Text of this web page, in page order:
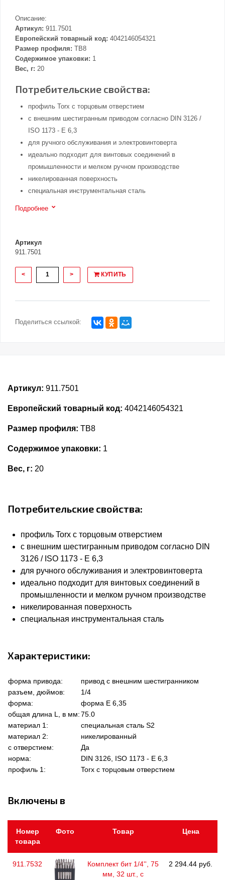
Описание:
Артикул: 911.7501
Европейский товарный код: 4042146054321
Размер профиля: TB8
Содержимое упаковки: 1
Вес, г: 20
Потребительские свойства:
профиль Torx с торцовым отверстием
с внешним шестигранным приводом согласно DIN 3126 /
ISO 1173 - E 6,3
для ручного обслуживания и электровинтоверта
идеально подходит для винтовых соединений в
промышленности и мелком ручном производстве
никелированная поверхность
специальная инструментальная сталь
Подробнее
Артикул
911.7501
< > КУПИТЬ
Поделиться ссылкой:
Артикул: 911.7501
Европейский товарный код: 4042146054321
Размер профиля: TB8
Содержимое упаковки: 1
Вес, г: 20
Потребительские свойства:
профиль Torx с торцовым отверстием
с внешним шестигранным приводом согласно DIN
3126 / ISO 1173 - E 6,3
для ручного обслуживания и электровинтоверта
идеально подходит для винтовых соединений в
промышленности и мелком ручном производстве
никелированная поверхность
специальная инструментальная сталь
Характеристики:
форма привода:
привод с внешним шестигранником
разъем, дюймов:
1/4
форма:
форма Е 6,35
общая длина L, в мм:75.0
материал 1:
специальная сталь S2
материал 2:
никелированный
с отверстием:
Да
норма:
DIN 3126, ISO 1173 - E 6,3
профиль 1:
Torx с торцовым отверстием
Включены в
Номер
товара
Фото Товар Цена
911.7532
Комплект бит 1/4'', 75
мм, 32 шт., с
2 294.44 руб.